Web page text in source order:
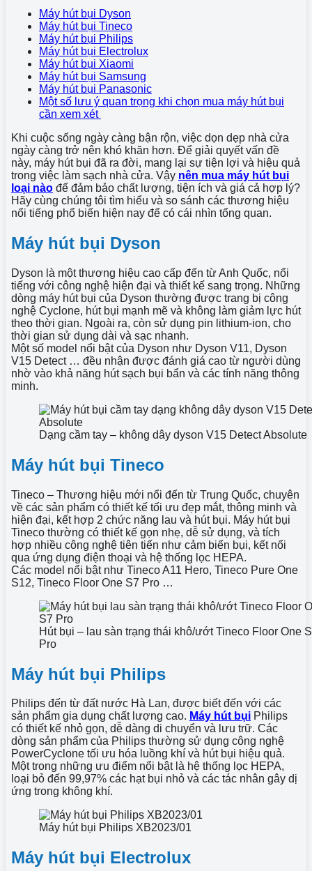
Máy hút bụi Dyson
Máy hút bụi Tineco
Máy hút bụi Philips
Máy hút bụi Electrolux
Máy hút bụi Xiaomi
Máy hút bụi Samsung
Máy hút bụi Panasonic
Một số lưu ý quan trọng khi chọn mua máy hút bụi
cần xem xét
Khi cuộc sống ngày càng bận rộn, việc dọn dẹp nhà cửa
ngày càng trở nên khó khăn hơn. Để giải quyết vấn đề
này, máy hút bụi đã ra đời, mang lại sự tiện lợi và hiệu quả
trong việc làm sạch nhà cửa. Vậy nên mua máy hút bụi
loại nào để đảm bảo chất lượng, tiện ích và giá cả hợp lý?
Hãy cùng chúng tôi tìm hiểu và so sánh các thương hiệu
nổi tiếng phổ biến hiện nay để có cái nhìn tổng quan.
Máy hút bụi Dyson
Dyson là một thương hiệu cao cấp đến từ Anh Quốc, nổi
tiếng với công nghệ hiện đại và thiết kế sang trọng. Những
dòng máy hút bụi của Dyson thường được trang bị công
nghệ Cyclone, hút bụi mạnh mẽ và không làm giảm lực hút
theo thời gian. Ngoài ra, còn sử dụng pin lithium-ion, cho
thời gian sử dụng dài và sạc nhanh.
Một số model nổi bật của Dyson như Dyson V11, Dyson
V15 Detect … đều nhận được đánh giá cao từ người dùng
nhờ vào khả năng hút sạch bụi bẩn và các tính năng thông
minh.
Dạng cầm tay – không dây dyson V15 Detect Absolute
Máy hút bụi Tineco
Tineco – Thương hiệu mới nổi đến từ Trung Quốc, chuyên
về các sản phẩm có thiết kế tối ưu đẹp mắt, thông minh và
hiện đại, kết hợp 2 chức năng lau và hút bụi. Máy hút bụi
Tineco thường có thiết kế gọn nhẹ, dễ sử dụng, và tích
hợp nhiều công nghệ tiên tiến như cảm biến bụi, kết nối
qua ứng dụng điện thoại và hệ thống lọc HEPA.
Các model nổi bật như Tineco A11 Hero, Tineco Pure One
S12, Tineco Floor One S7 Pro …
Hút bụi – lau sàn trạng thái khô/ướt Tineco Floor One
Pro
Máy hút bụi Philips
Philips đến từ đất nước Hà Lan, được biết đến với các
sản phẩm gia dụng chất lượng cao. Máy hút bụi Philips
có thiết kế nhỏ gọn, dễ dàng di chuyển và lưu trữ. Các
dòng sản phẩm của Philips thường sử dụng công nghệ
PowerCyclone tối ưu hóa luồng khí và hút bụi hiệu quả.
Một trong những ưu điểm nổi bật là hệ thống lọc HEPA,
loại bỏ đến 99,97% các hạt bụi nhỏ và các tác nhân gây dị
ứng trong không khí.
Máy hút bụi Philips XB2023/01
Máy hút bụi Electrolux